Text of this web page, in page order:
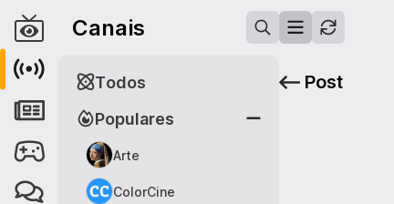
Canais
Populares
Arte
ColorCine
Todos Post